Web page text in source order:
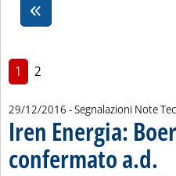
1 2
29/12/2016 - Segnalazioni Note
Iren Energia:
confermato a.d. .